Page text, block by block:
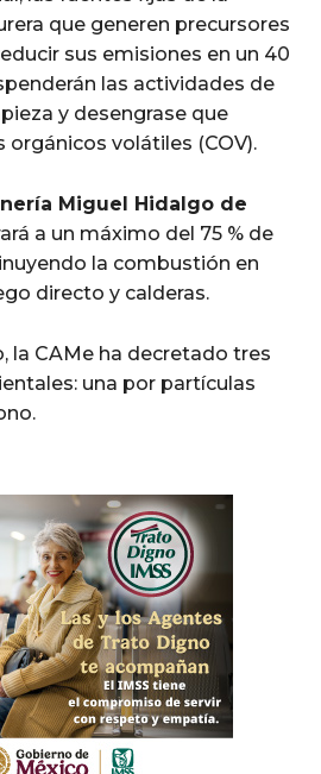
que generen precursores
sus emisiones en un 40
las actividades de
y desengrase que
orgánicos volátiles (COV).
Miguel Hidalgo de
a un máximo del 75 % de
la combustión en
directo y calderas.
la CAMe ha decretado tres
una por partículas